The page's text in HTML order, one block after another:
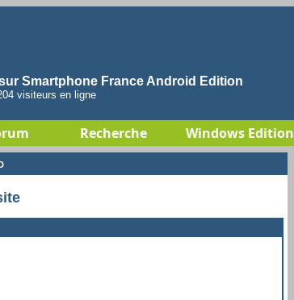
Smartphone France Android Edition
visiteurs en ligne
Recherche Windows Edition